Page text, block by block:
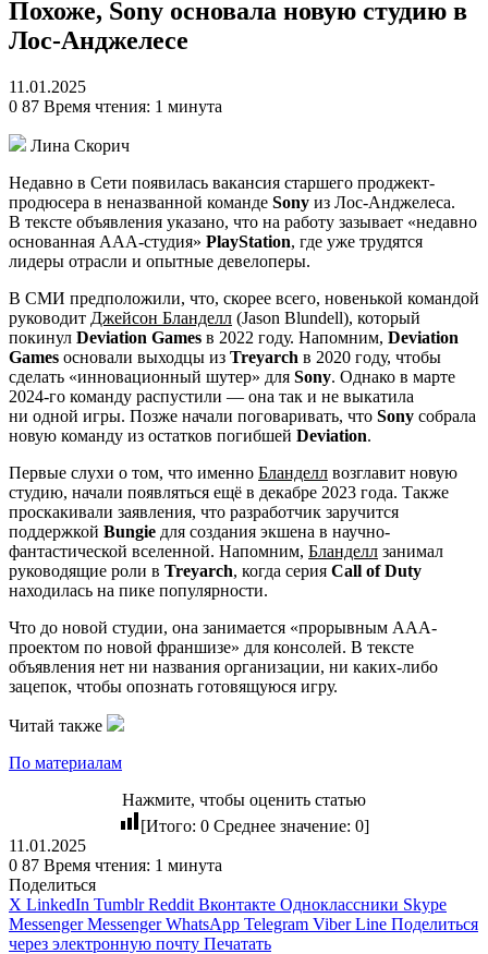
Похоже, Sony основала новую студию в
Лос-Анджелесе
11.01.2025
0 87 Время чтения: 1 минута
Лина Скорич
Недавно в Сети появилась вакансия старшего проджект-
продюсера в неназванной команде Sony из Лос-Анджелеса.
В тексте объявления указано, что на работу зазывает «недавно
основанная ААА-студия» PlayStation, где уже трудятся
лидеры отрасли и опытные девелоперы.
В СМИ предположили, что, скорее всего, новенькой командой
руководит Джейсон Бланделл (Jason Blundell), который
покинул Deviation Games в 2022 году. Напомним, Deviation
Games основали выходцы из Treyarch в 2020 году, чтобы
сделать «инновационный шутер» для Sony. Однако в марте
2024-го команду распустили — она так и не выкатила
ни одной игры. Позже начали поговаривать, что Sony собрала
новую команду из остатков погибшей Deviation.
Первые слухи о том, что именно Бланделл возглавит новую
студию, начали появляться ещё в декабре 2023 года. Также
проскакивали заявления, что разработчик заручится
поддержкой Bungie для создания экшена в научно-
фантастической вселенной. Напомним, Бланделл занимал
руководящие роли в Treyarch, когда серия Call of Duty
находилась на пике популярности.
Что до новой студии, она занимается «прорывным ААА-
проектом по новой франшизе» для консолей. В тексте
объявления нет ни названия организации, ни каких-либо
зацепок, чтобы опознать готовящуюся игру.
Читай также
По материалам
Нажмите, чтобы оценить статью
[Итого: 0 Среднее значение: 0]
11.01.2025
0 87 Время чтения: 1 минута
Поделиться
X LinkedIn Tumblr Reddit Вконтакте Одноклассники Skype
Messenger Messenger WhatsApp Telegram Viber Line Поделиться
через электронную почту Печатать